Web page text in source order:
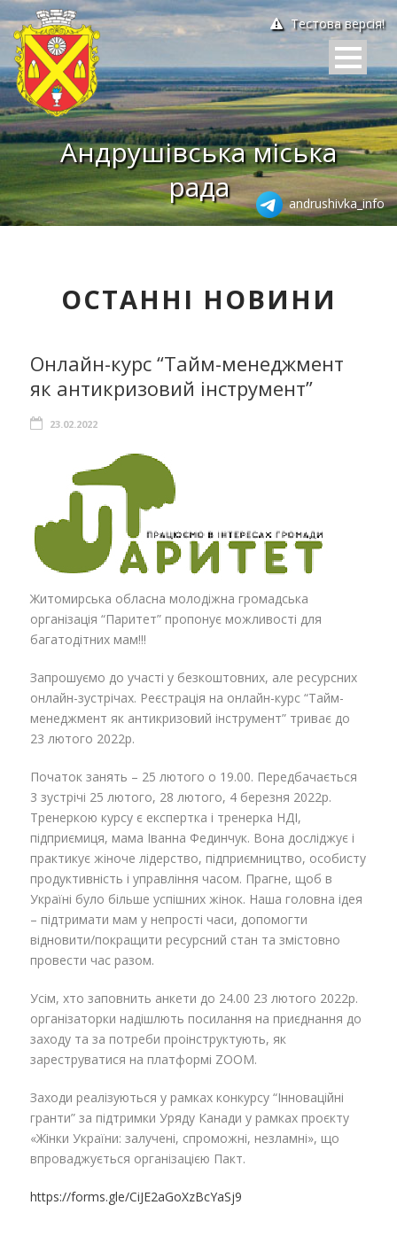
Тестова версія!
Андрушівська міська
рада
andrushivka_info
ОСТАННІ НОВИНИ
Онлайн-курс “Тайм-менеджмент
як антикризовий інструмент”
23.02.2022
Житомирська обласна молодіжна громадська
організація “Паритет” пропонує можливості для
багатодітних мам!!!
Запрошуємо до участі у безкоштовних, але ресурсних
онлайн-зустрічах. Реєстрація на онлайн-курс “Тайм-
менеджмент як антикризовий інструмент” триває до
23 лютого 2022р.
Початок занять – 25 лютого о 19.00. Передбачається
3 зустрічі 25 лютого, 28 лютого, 4 березня 2022р.
Тренеркою курсу є експертка і тренерка НДІ,
підприємиця, мама Іванна Фединчук. Вона досліджує і
практикує жіноче лідерство, підприємництво, особисту
продуктивність і управління часом. Прагне, щоб в
Україні було більше успішних жінок. Наша головна ідея
– підтримати мам у непрості часи, допомогти
відновити/покращити ресурсний стан та змістовно
провести час разом.
Усім, хто заповнить анкети до 24.00 23 лютого 2022р.
організаторки надішлють посилання на приєднання до
заходу та за потреби проінструктують, як
зареструватися на платформі ZOOM.
Заходи реалізуються у рамках конкурсу “Інноваційні
гранти” за підтримки Уряду Канади у рамках проєкту
«Жінки України: залучені, спроможні, незламні», що
впроваджується організацією Пакт.
https://forms.gle/CiJE2aGoXzBcYaSj9